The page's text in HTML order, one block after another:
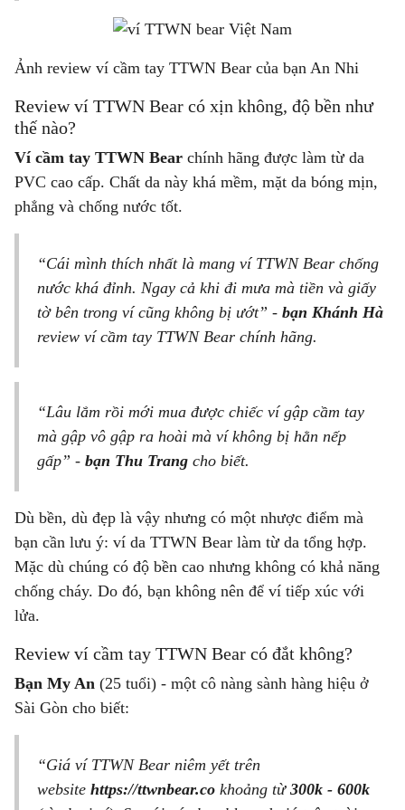
Ảnh review ví cầm tay TTWN Bear của bạn An Nhi
Review ví TTWN Bear có xịn không, độ bền như
thế nào?
Ví cầm tay TTWN Bear chính hãng được làm từ da
PVC cao cấp. Chất da này khá mềm, mặt da bóng mịn,
phẳng và chống nước tốt.
“Cái mình thích nhất là mang ví TTWN Bear chống
nước khá đỉnh. Ngay cả khi đi mưa mà tiền và giấy
tờ bên trong ví cũng không bị ướt” - bạn Khánh Hà
review ví cầm tay TTWN Bear chính hãng.
“Lâu lắm rồi mới mua được chiếc ví gập cầm tay
mà gập vô gập ra hoài mà ví không bị hằn nếp
gấp” - bạn Thu Trang cho biết.
Dù bền, dù đẹp là vậy nhưng có một nhược điểm mà
bạn cần lưu ý: ví da TTWN Bear làm từ da tổng hợp.
Mặc dù chúng có độ bền cao nhưng không có khả năng
chống cháy. Do đó, bạn không nên để ví tiếp xúc với
lửa.
Review ví cầm tay TTWN Bear có đắt không?
Bạn My An (25 tuổi) - một cô nàng sành hàng hiệu ở
Sài Gòn cho biết:
“Giá ví TTWN Bear niêm yết trên
website https://ttwnbear.co khoảng từ 300k - 600k